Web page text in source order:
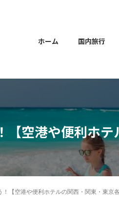
ホーム 国内旅行
【空港や便利ホ
【空港や便利ホテルの関西・関東・東京各